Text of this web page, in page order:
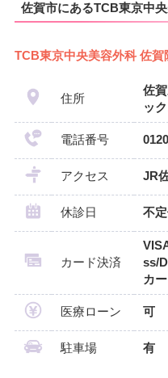
佐賀市にあるTCB東京中
TCB東京中央美容外科 佐賀
住所
佐
ッ
電話番号
アクセス JR
休診日 不
カード決済
ss/
カ
医療ローン 可
駐車場 有